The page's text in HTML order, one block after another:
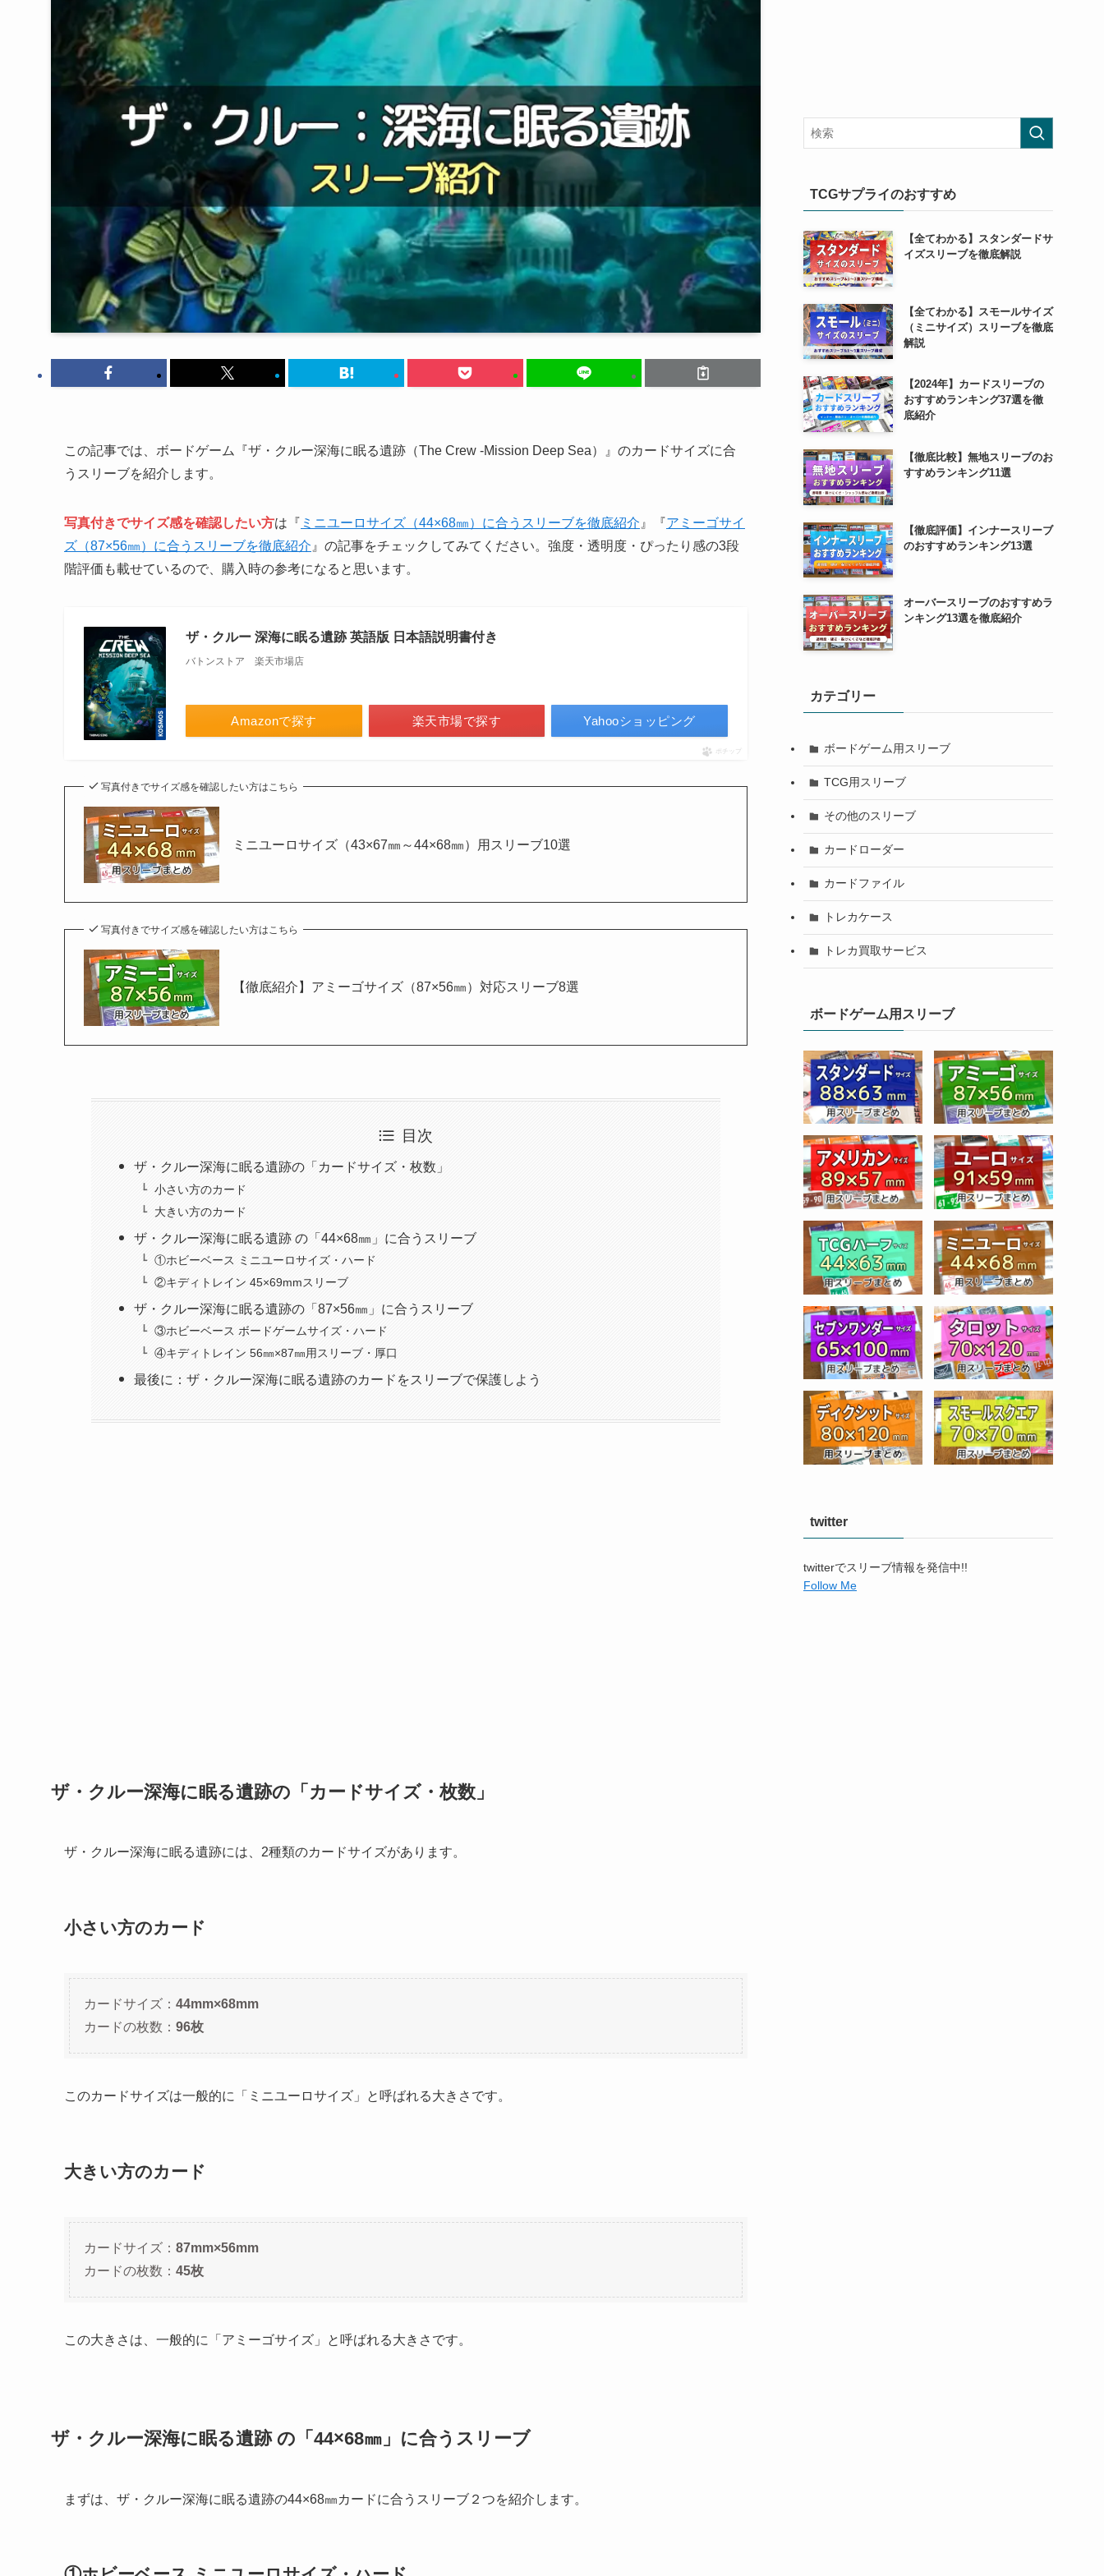
この記事では、ボードゲーム『ザ・クルー深海に眠る遺跡（The Crew -Mission Deep Sea）』のカードサイズに合
うスリーブを紹介します。
写真付きでサイズ感を確認したい方は『 ミニユーロサイズ（44×68㎜）に合うスリーブを徹底紹介 』『アミーゴサイ
ズ（87×56㎜）に合うスリーブを徹底紹介 』の記事をチェックしてみてください。強度・透明度・ぴったり感の3段
階評価も載せているので、購入時の参考になると思います。
ザ・クルー 深海に眠る遺跡 英語版 日本語説明書付き
バトンストア 楽天市場店
Amazonで探す 楽天市場で探す Yahooショッピング
ポチップ
写真付きでサイズ感を確認したい方はこちら
ミニユーロサイズ（43×67㎜～44×68㎜）用スリーブ10選
写真付きでサイズ感を確認したい方はこちら
【徹底紹介】アミーゴサイズ（87×56㎜）対応スリーブ8選
目次
ザ・クルー深海に眠る遺跡の「カードサイズ・枚数」
小さい方のカード
大きい方のカード
ザ・クルー深海に眠る遺跡 の「44×68㎜」に合うスリーブ
①ホビーベース ミニユーロサイズ・ハード
②キディトレイン 45×69mmスリーブ
ザ・クルー深海に眠る遺跡の「87×56㎜」に合うスリーブ
③ホビーベース ボードゲームサイズ・ハード
④キディトレイン 56㎜×87㎜用スリーブ・厚口
最後に：ザ・クルー深海に眠る遺跡のカードをスリーブで保護しよう
ザ・クルー深海に眠る遺跡の「カードサイズ・枚数」
ザ・クルー深海に眠る遺跡には、2種類のカードサイズがあります。
小さい方のカード
カードサイズ： 44mm×68mm
カードの枚数： 96枚
このカードサイズは一般的に「ミニユーロサイズ」と呼ばれる大きさです。
大きい方のカード
カードサイズ： 87mm×56mm
カードの枚数： 45枚
この大きさは、一般的に「アミーゴサイズ」と呼ばれる大きさです。
ザ・クルー深海に眠る遺跡 の「44×68㎜」に合うスリーブ
まずは、ザ・クルー深海に眠る遺跡の44×68㎜カードに合うスリーブ２つを紹介します。
TCGサプライのおすすめ
【全てわかる】スタンダードサ
イズスリーブを徹底解説
【全てわかる】スモールサイズ
（ミニサイズ）スリーブを徹底
解説
【2024年】カードスリーブの
おすすめランキング37選を徹
底紹介
【徹底比較】無地スリーブのお
すすめランキング11選
【徹底評価】インナースリーブ
のおすすめランキング13選
オーバースリーブのおすすめラ
ンキング13選を徹底紹介
カテゴリー
ボードゲーム用スリーブ
TCG用スリーブ
その他のスリーブ
カードローダー
カードファイル
トレカケース
トレカ買取サービス
ボードゲーム用スリーブ
twitter
twitterでスリーブ情報を発信中!!
Follow Me